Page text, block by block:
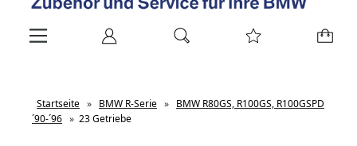
Startseite » BMW R-Serie » BMW R80GS, R100GS, R100GSPD
´90-´96 » 23 Getriebe